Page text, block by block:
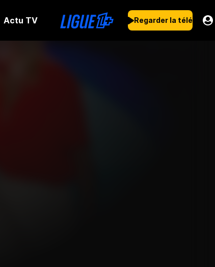
Actu TV Regarder la télé